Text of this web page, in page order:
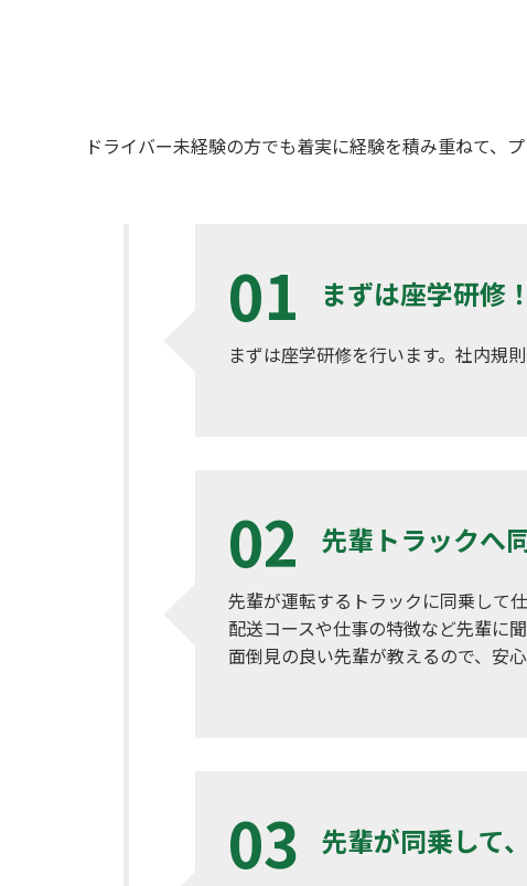
ドライバー未経験の方でも着実に経験を積み重ねて、
まずは座学研修！
まずは座学研修を行います。社内規
先輩トラックへ
先輩が運転するトラックに同乗して仕
配送コースや仕事の特徴など先輩に
面倒見の良い先輩が教えるので、安
先輩が同乗して